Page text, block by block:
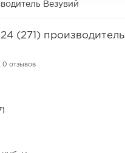
Везувий
(271) производитель
0 отзывов